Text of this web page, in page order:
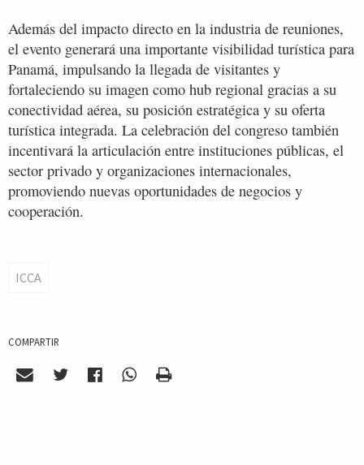
Además del impacto directo en la industria de reuniones,
el evento generará una importante visibilidad turística para
Panamá, impulsando la llegada de visitantes y
fortaleciendo su imagen como hub regional gracias a su
conectividad aérea, su posición estratégica y su oferta
turística integrada. La celebración del congreso también
incentivará la articulación entre instituciones públicas, el
sector privado y organizaciones internacionales,
promoviendo nuevas oportunidades de negocios y
cooperación.
ICCA
COMPARTIR